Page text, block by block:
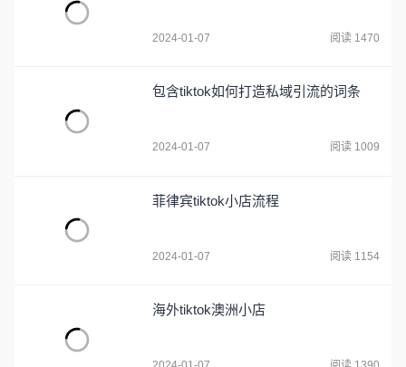
2024-01-07 阅读 1470
包含tiktok如何打造私域引流的词条
2024-01-07 阅读 1009
菲律宾tiktok小店流程
2024-01-07 阅读 1154
海外tiktok澳洲小店